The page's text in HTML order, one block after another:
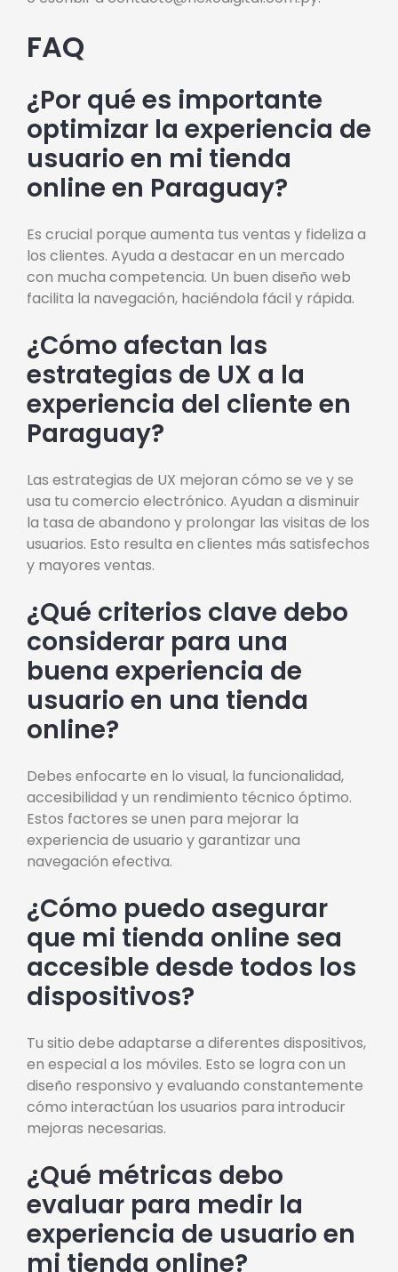
FAQ
¿Por qué es importante
optimizar la experiencia de
usuario en mi tienda
online en Paraguay?
Es crucial porque aumenta tus ventas y fideliza a
los clientes. Ayuda a destacar en un mercado
con mucha competencia. Un buen diseño web
facilita la navegación, haciéndola fácil y rápida.
¿Cómo afectan las
estrategias de UX a la
experiencia del cliente en
Paraguay?
Las estrategias de UX mejoran cómo se ve y se
usa tu comercio electrónico. Ayudan a disminuir
la tasa de abandono y prolongar las visitas de los
usuarios. Esto resulta en clientes más satisfechos
y mayores ventas.
¿Qué criterios clave debo
considerar para una
buena experiencia de
usuario en una tienda
online?
Debes enfocarte en lo visual, la funcionalidad,
accesibilidad y un rendimiento técnico óptimo.
Estos factores se unen para mejorar la
experiencia de usuario y garantizar una
navegación efectiva.
¿Cómo puedo asegurar
que mi tienda online sea
accesible desde todos los
dispositivos?
Tu sitio debe adaptarse a diferentes dispositivos,
en especial a los móviles. Esto se logra con un
diseño responsivo y evaluando constantemente
cómo interactúan los usuarios para introducir
mejoras necesarias.
¿Qué métricas debo
evaluar para medir la
experiencia de usuario en
mi tienda online?